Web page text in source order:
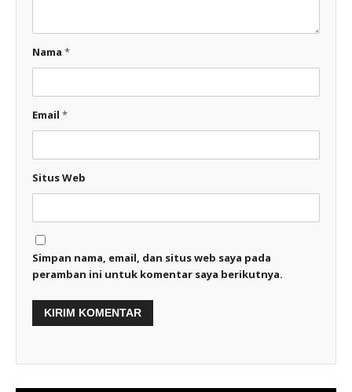
Nama *
Email *
Situs Web
Simpan nama, email, dan situs web saya pada
peramban ini untuk komentar saya berikutnya.